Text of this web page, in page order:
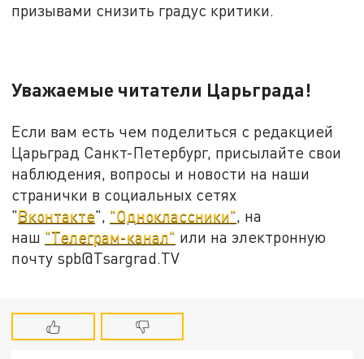
призывами снизить градус критики.
Уважаемые читатели Царьграда!
Если вам есть чем поделиться с редакцией
Царьград Санкт-Петербург, присылайте свои
наблюдения, вопросы и новости на наши
странички в социальных сетях
"Вконтакте", "Одноклассники", на
наш "Телеграм-канал" или на электронную
почту spb@Tsargrad.TV